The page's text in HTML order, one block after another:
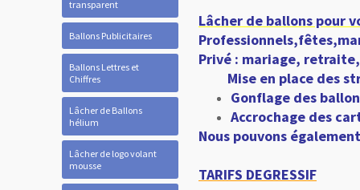
transparent
Ballons Publicitaires
Ballons Lettres et
Chiffres
Lâcher de Ballons
hélium
Lâcher de logo volant
mousse
Lâcher de ballons pour
Privé : mariage,
Mise en place des
Gonflage des
Accrochage des
Nous pouvons
TARIFS DEGRESSIF